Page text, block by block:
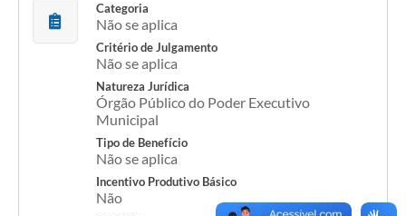
Transparência
Acesso Rápido
Carta de Serviços
Arquivos para Download
Categoria
Não se aplica
Critério de Julgamento
Não se aplica
Natureza Jurídica
Órgão Público do Poder Executivo
Municipal
Tipo de Benefício
Não se aplica
Incentivo Produtivo Básico
Não